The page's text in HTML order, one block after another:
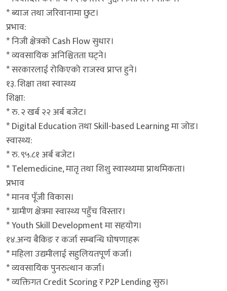
* ब्याज तथा जरिवानामा छुट।
प्रभाव:
* निजी क्षेत्रको Cash Flow सुधार।
* व्यवसायिक अनिश्चितता घट्ने।
* सरकारलाई रोकिएको राजस्व प्राप्त हुने।
१३. शिक्षा तथा स्वास्थ्य
शिक्षा:
* रु. २ खर्ब २२ अर्ब बजेट।
* Digital Education तथा Skill-based Learning मा जोड।
स्वास्थ्य:
* रु. ९५.८१ अर्ब बजेट।
* Telemedicine, मातृ तथा शिशु स्वास्थ्यमा प्राथमिकता।
प्रभाव
* मानव पूँजी विकास।
* ग्रामीण क्षेत्रमा स्वास्थ्य पहुँच विस्तार।
* Youth Skill Development मा सहयोग।
१४.अन्य बैकिङ र कर्जा सम्बन्धि घोषणाहरू
* महिला उद्यमीलाई सहुलियतपूर्ण कर्जा।
* व्यवसायिक पुनरुत्थान कर्जा।
* व्यक्तिगत Credit Scoring र P2P Lending सुरु।